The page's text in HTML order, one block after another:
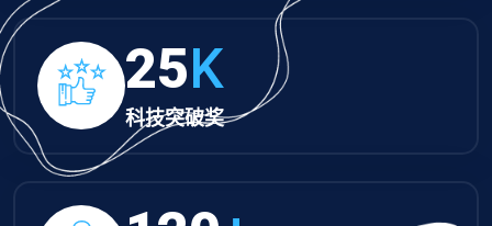
25K
科技突破奖